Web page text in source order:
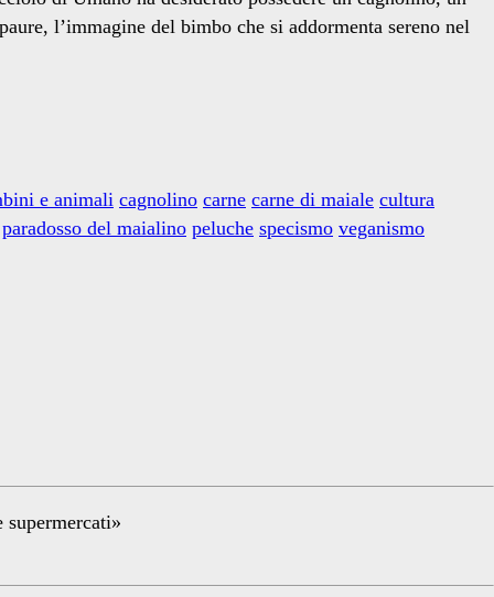
l’immagine del bimbo che si addormenta sereno nel
e animali cagnolino carne carne di maiale cultura
paradosso del maialino peluche specismo veganismo